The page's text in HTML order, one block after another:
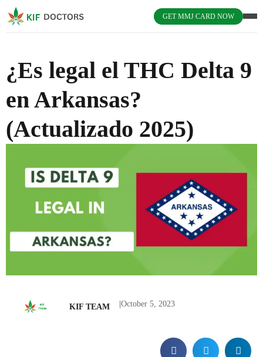
GET MMJ CARD NOW
¿Es legal el THC Delta 9
en Arkansas?
(Actualizado 2025)
KIF TEAM October 5, 2023